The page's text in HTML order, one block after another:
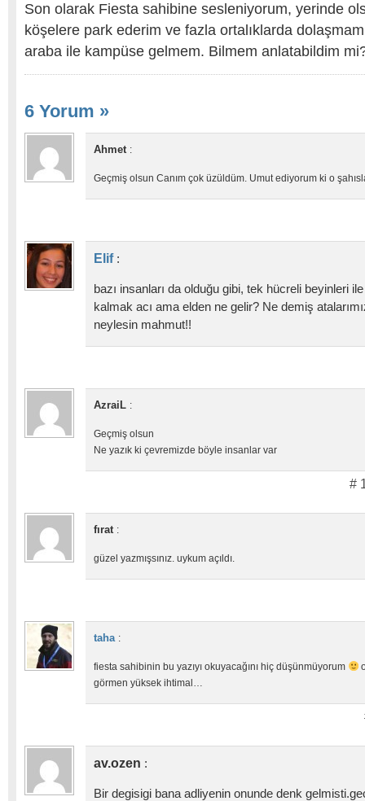
Son olarak Fiesta sahibine sesleniyorum, yerinde
köşelere park ederim ve fazla ortalıklarda
araba ile kampüse gelmem. Bilmem anlatabildim
6 Yorum »
Ahmet :
Geçmiş olsun Canım çok üzüldüm. Umut ediyorum ki o
Elif :
bazı insanları da olduğu gibi, tek hücreli beyinleri
kalmak acı ama elden ne gelir? Ne demiş
neylesin mahmut!!
AzraiL :
Geçmiş olsun
Ne yazık ki çevremizde böyle insanlar var
#
fırat :
güzel yazmışsınız. uykum açıldı.
taha :
fiesta sahibinin bu yazıyı okuyacağını hiç düşünmüyorum
görmen yüksek ihtimal…
av.ozen :
Bir degisigi bana adliyenin onunde denk